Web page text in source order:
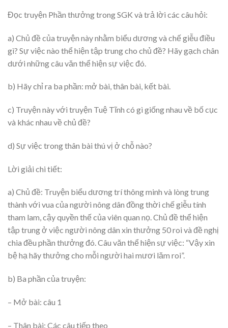
Đọc truyện Phần thưởng trong SGK và trả lời các câu hỏi:
a) Chủ đề của truyện này nhằm biểu dương và chế giễu điều
gì? Sự việc nào thể hiện tập trung cho chủ đề? Hãy gạch chân
dưới những câu văn thể hiện sự việc đó.
b) Hãy chỉ ra ba phần: mở bài, thân bài, kết bài.
c) Truyện này với truyện Tuệ Tĩnh có gì giống nhau về bố cục
và khác nhau về chủ đề?
d) Sự việc trong thân bài thú vị ở chỗ nào?
Lời giải chi tiết:
a) Chủ đề: Truyện biểu dương trí thông minh và lòng trung
thành với vua của người nông dân đồng thời chế giễu tính
tham lam, cậy quyền thế của viên quan nọ. Chủ đề thể hiện
tập trung ở việc người nông dân xin thưởng 50 roi và đề nghị
chia đều phần thưởng đó. Câu văn thể hiện sự việc: “Vậy xin
bệ hạ hãy thưởng cho mỗi người hai mươi lăm roi”.
b) Ba phần của truyện:
– Mở bài: câu 1
– Thân bài: Các câu tiếp theo